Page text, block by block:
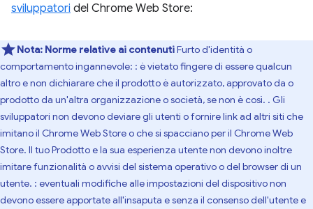
sviluppatori del Chrome Web Store:
Nota: Norme relative ai contenutiFurto d'identità o
comportamento ingannevole: : è vietato fingere di essere qualcun
altro e non dichiarare che il prodotto è autorizzato, approvato da o
prodotto da un'altra organizzazione o società, se non è così. . Gli
sviluppatori non devono deviare gli utenti o fornire link ad altri siti che
imitano il Chrome Web Store o che si spacciano per il Chrome Web
Store. Il tuo Prodotto e la sua esperienza utente non devono inoltre
imitare funzionalità o avvisi del sistema operativo o del browser di un
utente. : eventuali modifiche alle impostazioni del dispositivo non
devono essere apportate all'insaputa e senza il consenso dell'utente e